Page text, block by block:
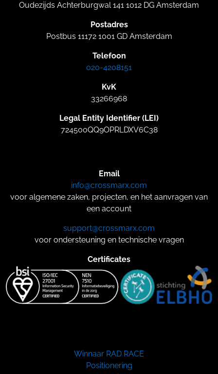
Oudezijds Achterburgwal 141 1012 DG Amsterdam
Postadres
Postbus 11172 1001 GD Amsterdam
Telefoon
020-4208151
KvK
33266968
Legal Entity Identifier (LEI)
724500QQ9OPRLDXV6C38
Email
info@crossmarx.com
voor algemene zaken, projecten, en het aanvragen van
een account
support@crossmarx.com
voor ondersteuning en technische vragen
Certificates
Winnaar RAD RACE
Positionering